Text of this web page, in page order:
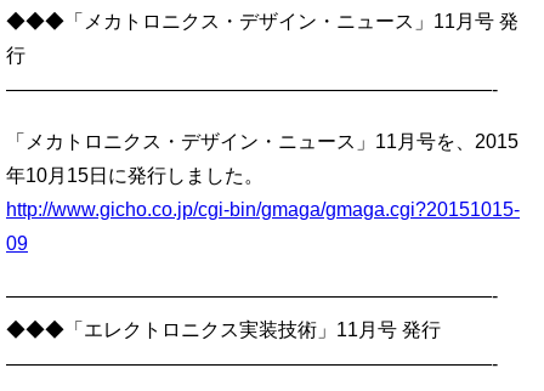
◆◆◆「メカトロニクス・デザイン・ニュース」11月号 発
行
—————————————————————————-
「メカトロニクス・デザイン・ニュース」11月号を、2015
年10月15日に発行しました。
http://www.gicho.co.jp/cgi-bin/gmaga/gmaga.cgi?20151015-
09
—————————————————————————-
◆◆◆「エレクトロニクス実装技術」11月号 発行
—————————————————————————-